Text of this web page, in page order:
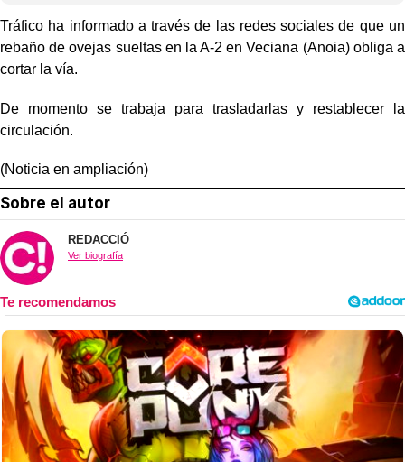
Tráfico ha informado a través de las redes sociales de que un
rebaño de ovejas sueltas en la A-2 en Veciana (Anoia) obliga a
cortar la vía.
De momento se trabaja para trasladarlas y restablecer la
circulación.
(Noticia en ampliación)
Sobre el autor
REDACCIÓ
Ver biografía